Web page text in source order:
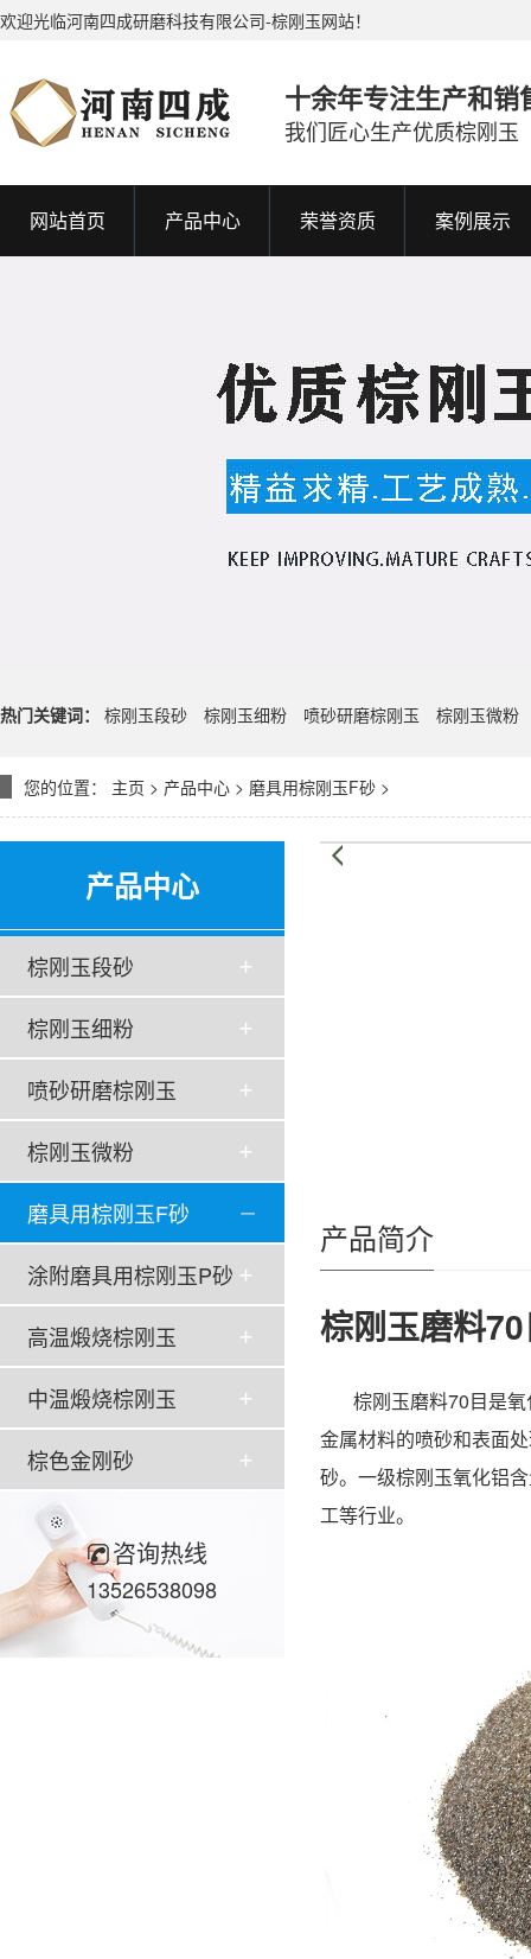
欢迎光临河南四成研磨科技有限公司-棕刚玉网站！
十余年专注生产和销
我们匠心生产优质棕刚玉
网站首页 产品中心 荣誉资质 案例展示
热门关键词： 棕刚玉段砂 棕刚玉细粉 喷砂研磨棕刚玉 棕刚玉微粉
您的位置： 主页 > 产品中心 > 磨具用棕刚玉F砂 >
产品中心
棕刚玉段砂
棕刚玉细粉
喷砂研磨棕刚玉
棕刚玉微粉
磨具用棕刚玉F砂
涂附磨具用棕刚玉P砂
高温煅烧棕刚玉
中温煅烧棕刚玉
棕色金刚砂
咨询热线
13526538098
产品简介
棕刚玉磨料
棕刚玉磨料70目是
金属材料的喷砂和表面
砂。一级棕刚玉氧化铝
工等行业。